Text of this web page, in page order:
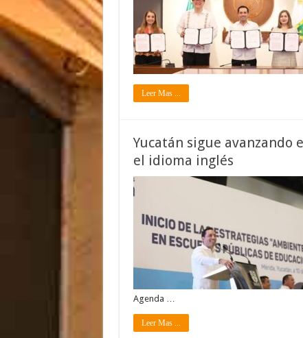
Leer Mas ...
Yucatán sigue avanzando
el idioma inglés
Agenda …
Leer Mas ...